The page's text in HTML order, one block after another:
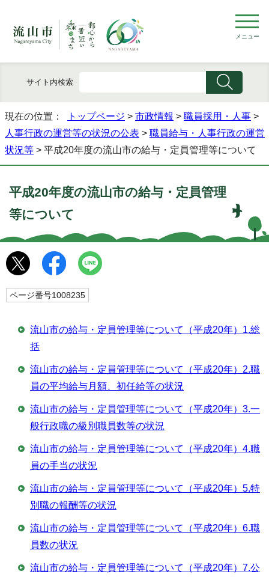
メニュー
サイト内検索
現在の位置： トップページ > 市政情報 > 職員採用・人事 >
人事行政の運営等の状況の公表 > 職員給与・人事行政の運営
状況等 > 平成20年度の流山市の給与・定員管理等について
平成20年度の流山市の給与・定員管理
等について
ページ番号1008235
流山市の給与・定員管理等について（平成20年）1.総
括
流山市の給与・定員管理等について（平成20年）2.職
員の平均給与月額、初任給等の状況
流山市の給与・定員管理等について（平成20年）3.一
般行政職の級別職員数等の状況
流山市の給与・定員管理等について（平成20年）4.職
員の手当の状況
流山市の給与・定員管理等について（平成20年）5.特
別職の報酬等の状況
流山市の給与・定員管理等について（平成20年）6.職
員数の状況
流山市の給与・定員管理等について（平成20年）7.公